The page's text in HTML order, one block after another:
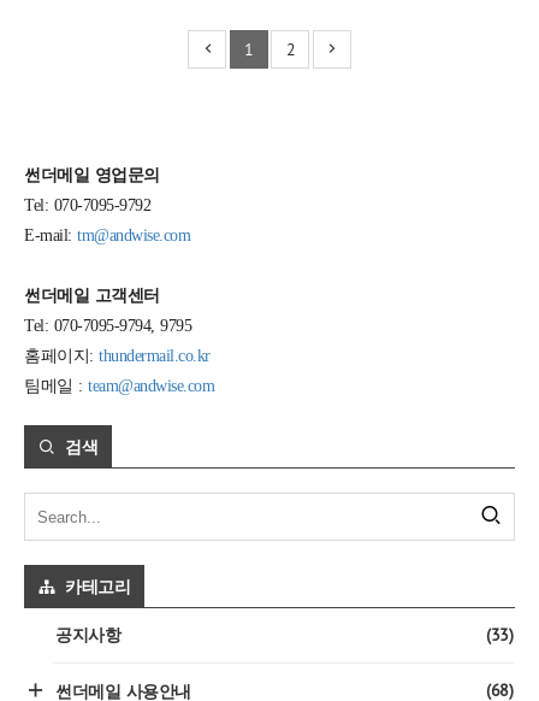
1 2
썬더메일 영업문의
Tel: 070-7095-9792
E-mail: tm@andwise.com
썬더메일 고객센터
Tel: 070-7095-9794, 9795
홈페이지: thundermail.co.kr
팀메일 : team@andwise.com
검색
카테고리
공지사항 (33)
썬더메일 사용안내 (68)